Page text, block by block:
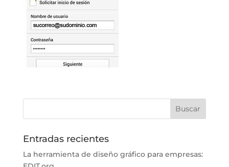
Entradas recientes
La herramienta de diseño gráfico para empresas: